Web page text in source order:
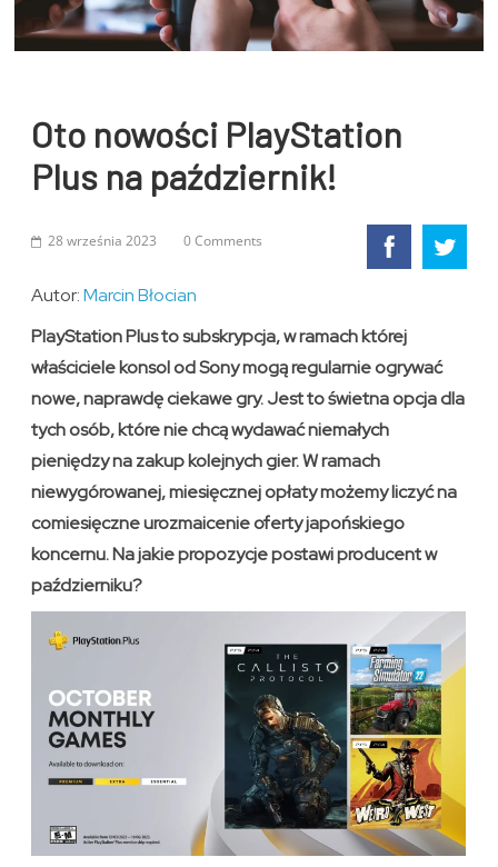
Oto nowości PlayStation
Plus na październik!
28 września 2023 0 Comments
Autor:Marcin Błocian
PlayStation Plus to subskrypcja, w ramach której
właściciele konsol od Sony mogą regularnie ogrywać
nowe, naprawdę ciekawe gry. Jest to świetna opcja dla
tych osób, które nie chcą wydawać niemałych
pieniędzy na zakup kolejnych gier. W ramach
niewygórowanej, miesięcznej opłaty możemy liczyć na
comiesięczne urozmaicenie oferty japońskiego
koncernu. Na jakie propozycje postawi producent w
październiku?